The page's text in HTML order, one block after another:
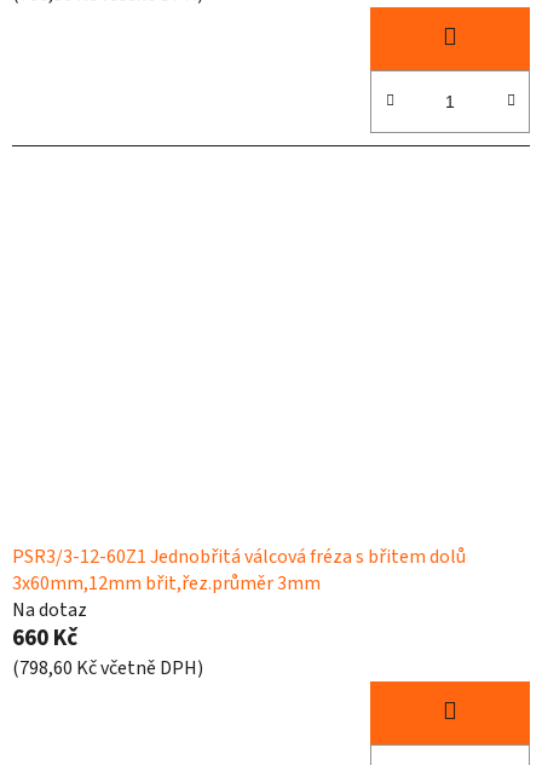
PSR3/3-12-60Z1 Jednobřitá válcová fréza s břitem dolů
3x60mm,12mm břit,řez.průměr 3mm
Na dotaz
660 Kč
(798,60 Kč včetně DPH)